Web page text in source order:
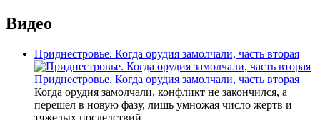
Видео
Приднестровье. Когда орудия замолчали, часть вторая
Приднестровье. Когда орудия замолчали, часть вторая
Когда орудия замолчали, конфликт не закончился, а
перешел в новую фазу, лишь умножая число жертв и
тяжелых последствий.